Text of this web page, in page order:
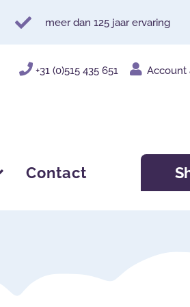
meer dan 125 jaar ervaring
+31 (0)515 435 651 Account
Contact